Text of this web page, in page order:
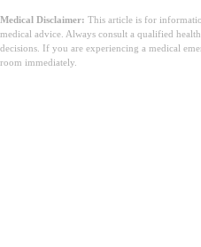
Medical Disclaimer: This article is for
medical advice. Always consult a qualified
decisions. If you are experiencing a medical
room immediately.